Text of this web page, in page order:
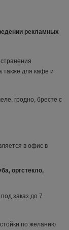
рекламных
также для кафе и
гродно, бресте с
в офис в
оргстекло,
заказ до 7
по желанию